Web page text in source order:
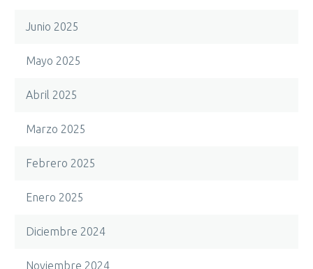
Junio 2025
Mayo 2025
Abril 2025
Marzo 2025
Febrero 2025
Enero 2025
Diciembre 2024
Noviembre 2024